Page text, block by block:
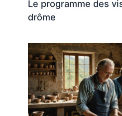
Le programme des
drôme